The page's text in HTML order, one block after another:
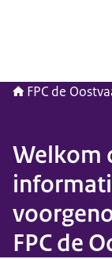
FPC de
Welkom
FPC de